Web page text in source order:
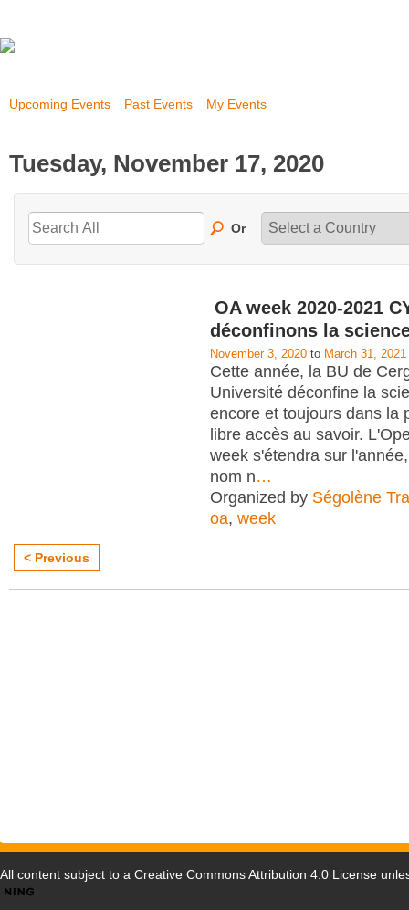
Upcoming Events Past Events My Events
Tuesday, November 17, 2020
Or
OA week 2020-2021
déconfinons la
November 3, 2020 to March 31, 2021
Cette année, la BU de
Université déconfine la
encore et toujours dans la
libre accès au savoir.
week s'étendra sur
nom n…
Organized by Ségolène
oa, week
< Previous
All content subject to a Creative Commons Attribution 4.0 License